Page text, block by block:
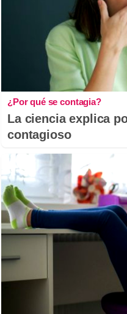
¿Por qué se contagia?
La ciencia explica
contagioso